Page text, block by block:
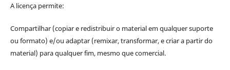
A licença permite:
Compartilhar (copiar e redistribuir o material em qualquer suporte
ou formato) e/ou adaptar (remixar, transformar, e criar a partir do
material) para qualquer fim, mesmo que comercial.